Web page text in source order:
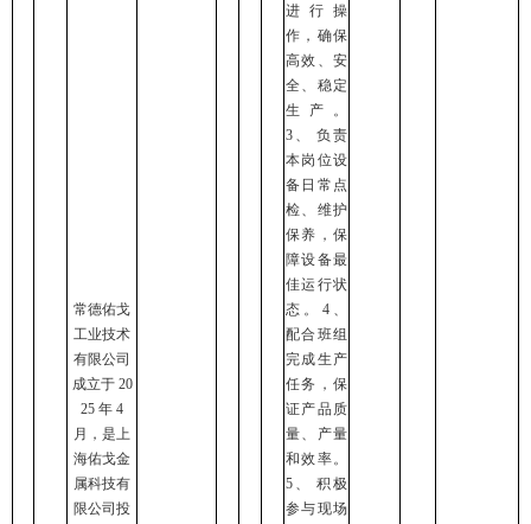
常德佑戈
工业技术
有限公司
成立于 20
25 年 4
月，是上
海佑戈金
属科技有
限公司投
进行操
作，确保
高效、安
全、稳定
生产。
3、 负责
本岗位设
备日常点
检、维护
保养，保
障设备最
佳运行状
态。4、
配合班组
完成生产
任务，保
证产品质
量、产量
和效率。
5、 积极
参与现场